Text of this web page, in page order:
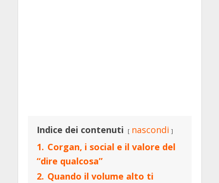
Indice dei contenuti
nascondi
1. Corgan, i social e il valore del
“dire qualcosa”
2. Quando il volume alto ti